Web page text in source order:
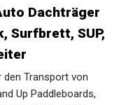
Dachträger
Surfbrett, SUP,
Transport von
Up Paddleboards,